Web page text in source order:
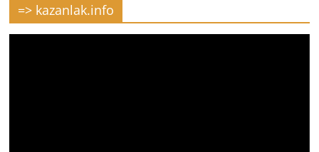
=> kazanlak.info